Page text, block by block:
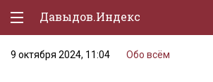
Давыдов.Индекс
Политическая жизнь
9 октября 2024, 11:04 Обо всём